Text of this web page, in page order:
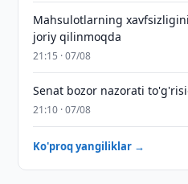
Mahsulotlarning
joriy qilinmoqda
21:15 · 07/08
Senat bozor nazorati
21:10 · 07/08
Ko'proq yangiliklar →